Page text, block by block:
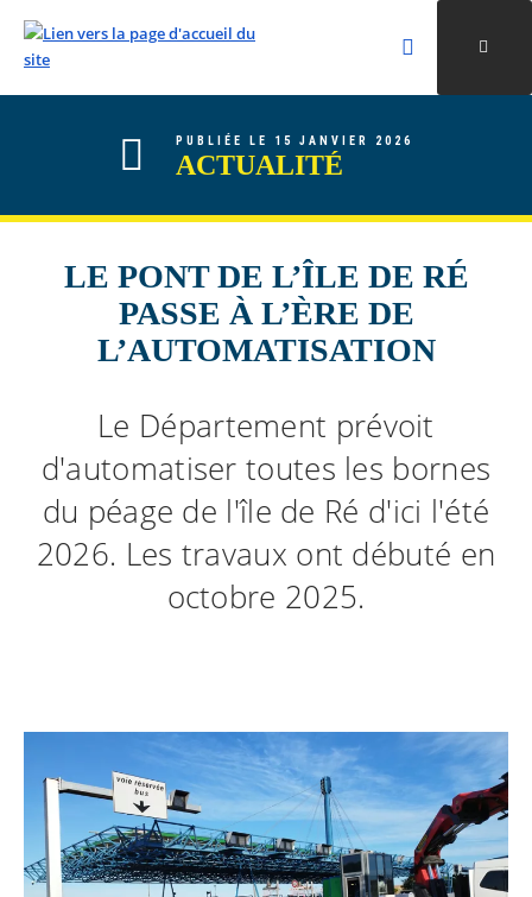
ALLER AU CONTENU
ALLER AU MENU
ALLER À LA RECHERCHE
Rechercher
Valider la
PUBLIÉE LE 15 JANVIER 2026
ACTUALITÉ
LE PONT DE L’ÎLE DE RÉ
PASSE À L’ÈRE DE
L’AUTOMATISATION
Le Département prévoit
d'automatiser toutes les bornes
du péage de l'île de Ré d'ici l'été
2026. Les travaux ont débuté en
octobre 2025.